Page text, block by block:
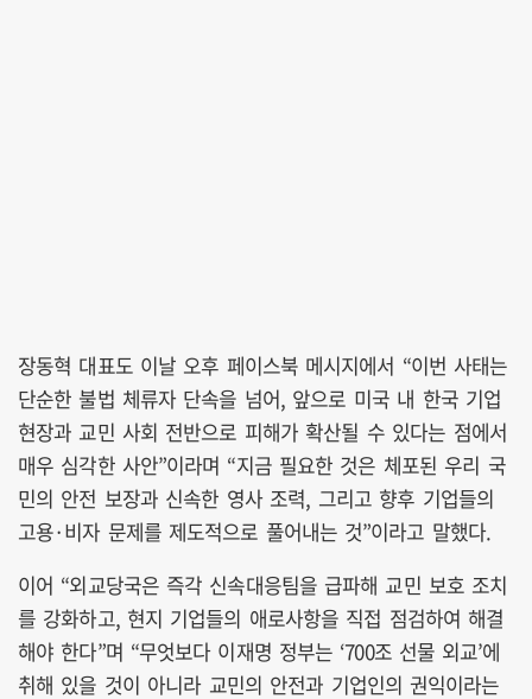
장동혁 대표도 이날 오후 페이스북 메시지에서 “이번 사태는
단순한 불법 체류자 단속을 넘어, 앞으로 미국 내 한국 기업
현장과 교민 사회 전반으로 피해가 확산될 수 있다는 점에서
매우 심각한 사안”이라며 “지금 필요한 것은 체포된 우리 국
민의 안전 보장과 신속한 영사 조력, 그리고 향후 기업들의
고용·비자 문제를 제도적으로 풀어내는 것”이라고 말했다.
이어 “외교당국은 즉각 신속대응팀을 급파해 교민 보호 조치
를 강화하고, 현지 기업들의 애로사항을 직접 점검하여 해결
해야 한다”며 “무엇보다 이재명 정부는 ‘700조 선물 외교’에
취해 있을 것이 아니라 교민의 안전과 기업인의 권익이라는